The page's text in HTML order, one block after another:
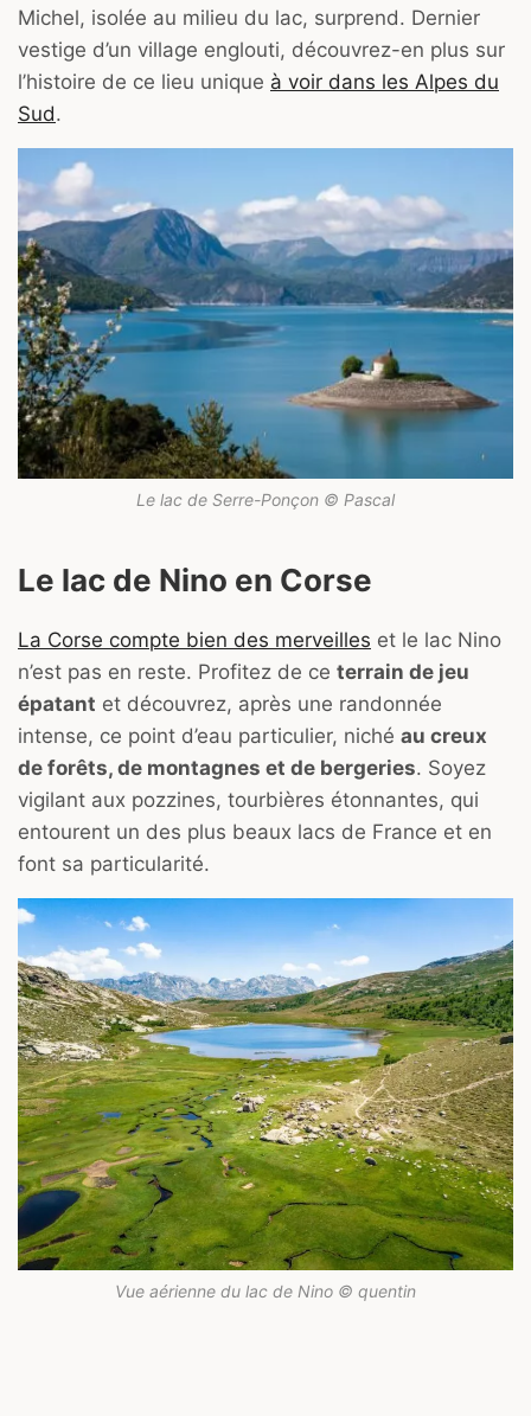
Michel, isolée au milieu du lac, surprend. Dernier
vestige d’un village englouti, découvrez-en plus sur
l’histoire de ce lieu unique à voir dans les Alpes du
Sud.
Le lac de Serre-Ponçon © Pascal
Le lac de Nino en Corse
La Corse compte bien des merveilles et le lac Nino
n’est pas en reste. Profitez de ce terrain de jeu
épatant et découvrez, après une randonnée
intense, ce point d’eau particulier, niché au creux
de forêts, de montagnes et de bergeries. Soyez
vigilant aux pozzines, tourbières étonnantes, qui
entourent un des plus beaux lacs de France et en
font sa particularité.
Vue aérienne du lac de Nino © quentin